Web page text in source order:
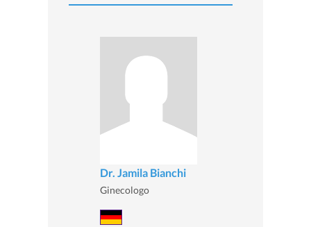
Dr. Jamila Bianchi
Ginecologo